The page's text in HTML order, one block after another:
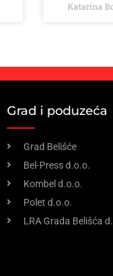
Katarina
Grad i poduzeća
Grad Belišće
Bel-Press d.o.o.
Kombel d.o.o.
Polet d.o.o.
LRA Grada Belišća